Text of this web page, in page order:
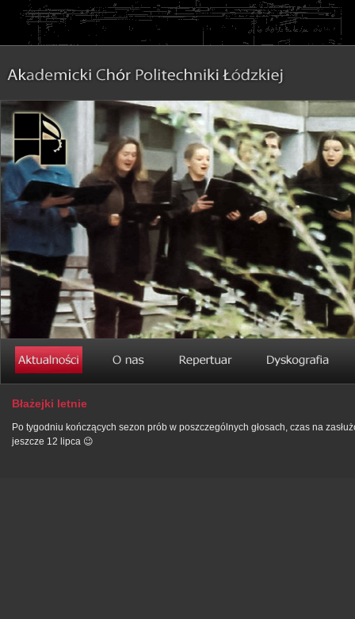
Błażejki letnie
Po tygodniu kończących sezon prób w poszczególnych głosach, czas na
jeszcze 12 lipca 😉